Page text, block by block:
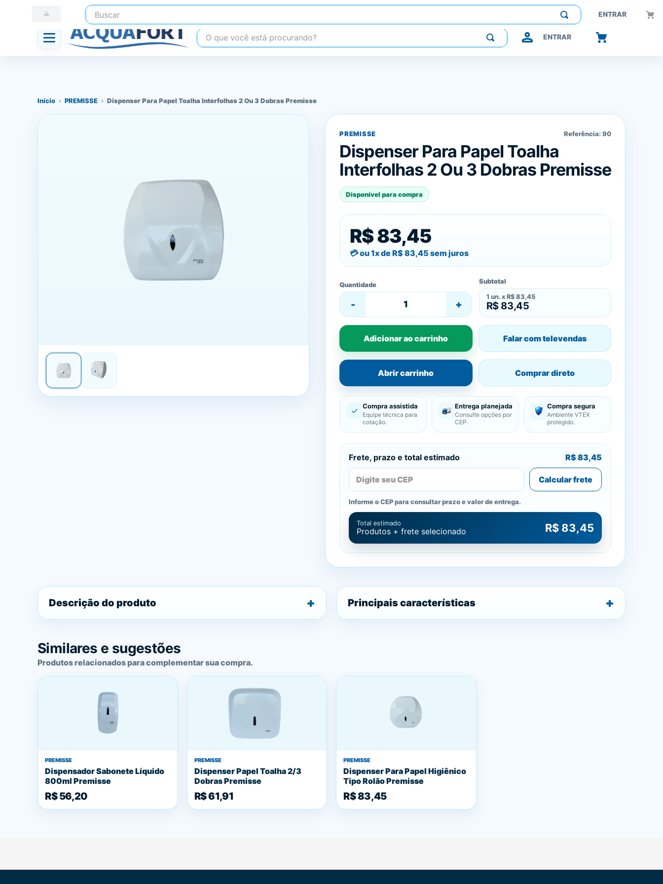
Buscar ENTRAR
☎ (41) 3247-1199 Construindo confiança, inovando o futuro.
O que você está procurando? ENTRAR
Início › PREMISSE › Dispenser Para Papel Toalha Interfolhas 2 Ou 3 Dobras Premisse
PREMISSE Referência: 90
Dispenser Para Papel Toalha
Interfolhas 2 Ou 3 Dobras Premisse
Disponível para compra
R$ 83,45
ou 1x de R$ 83,45 sem juros
Quantidade
- +
Subtotal
1 un. x R$ 83,45
R$ 83,45
Adicionar ao carrinho Falar com televendas
Abrir carrinho Comprar direto
✓ Compra assistida
Equipe técnica para
cotação.
Entrega planejada
Consulte opções por
CEP.
Compra segura
Ambiente VTEX
protegido.
Frete, prazo e total estimado R$ 83,45
Calcular frete
Informe o CEP para consultar prazo e valor de entrega.
Total estimado
Produtos + frete selecionado R$ 83,45
Descrição do produto Principais características
Similares e sugestões
Produtos relacionados para complementar sua compra.
PREMISSE
Dispensador Sabonete Líquido
800ml Premisse
R$ 56,20
PREMISSE
Dispenser Papel Toalha 2/3
Dobras Premisse
R$ 61,91
PREMISSE
Dispenser Para Papel Higiênico
Tipo Rolão Premisse
R$ 83,45